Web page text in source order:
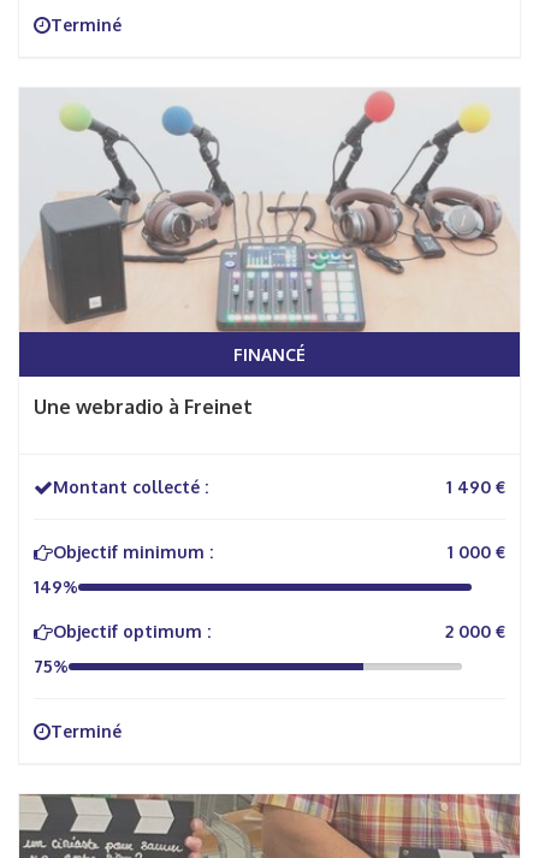
Terminé
FINANCÉ
Une webradio à Freinet
Montant collecté : 1 490 €
Objectif minimum :
1 000 €
149%
Objectif optimum :
2 000 €
75%
Terminé